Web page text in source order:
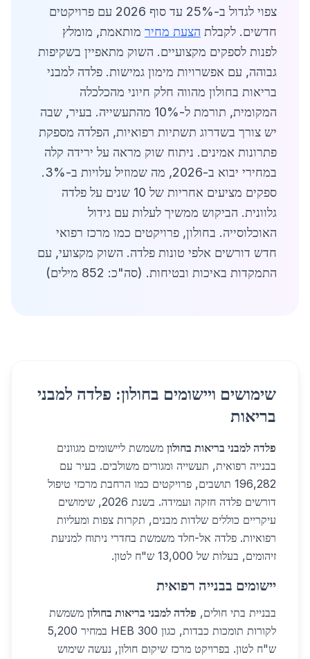
צפוי לגדול ב-25% עד סוף 2026 עם פרויקטים
חדשים. לקבלת הצעת מחיר מותאמת, מומלץ
לפנות לספקים מקצועיים. השוק מתאפיין בשקיפות
גבוהה, עם אפשרויות מימון גמישות. פלדה למבני
בריאות בחולון מהווה חלק חיוני מהכלכלה
המקומית, תורמת ל-10% מהתעשייה. בעיר, שבה
יש צורך בשדרוג תשתיות רפואיות, הפלדה מספקת
פתרונות אמינים. ניתוח שוק מראה על ירידה קלה
במחירי יבוא ב-2026, מה שמוזיל עלויות ב-3%.
ספקים מציעים אחריות של 10 שנים על פלדה
גלוונית. הביקוש ממשיך לעלות עם גידול
האוכלוסייה. בחולון, פרויקטים כמו מרכז רפואי
חדש דורשים אלפי טונות פלדה. השוק מקצועי, עם
התמקדות באיכות ובטיחות. (סה"כ: 852 מילים)
שימושים ויישומים בחולון: פלדה למבני
בריאות
פלדה למבני בריאות בחולון משמשת ליישומים מגוונים
בבנייה רפואית, תעשייה ומגורים משולבים. בעיר עם
196,282 תושבים, פרויקטים כמו הרחבת מרכזי טיפול
דורשים פלדה חזקה ועמידה. בשנת 2026, שימושים
עיקריים כוללים שלדות מבנים, תקרות צפות ומעליות
רפואיות. פלדה אל-חלד משמשת בחדרי ניתוח למניעת
זיהומים, בעלות של 13,000 ש"ח לטון.
יישומים בבנייה רפואית
בבניית בתי חולים, פלדה למבני בריאות בחולון משמשת
לקורות תומכות כבדות, כגון HEB 300 במחיר 5,200
ש"ח לטון. בפרויקט מרכז שיקום חולון, נעשה שימוש